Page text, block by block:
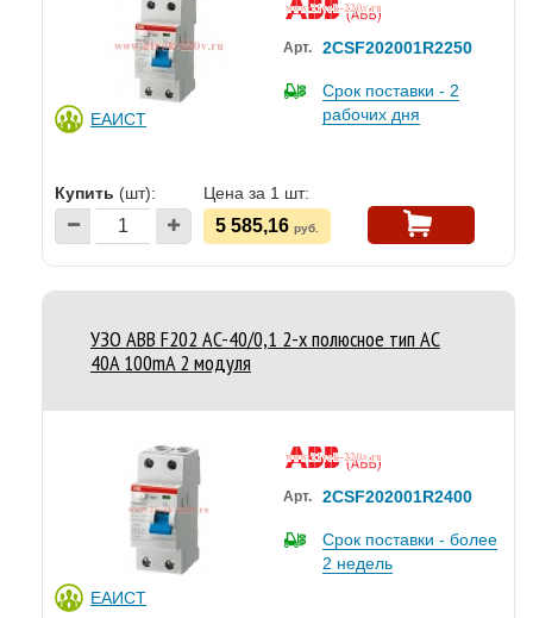
ЕАИСТ
Арт. 2CSF202001R2250
Срок поставки - 2
рабочих дня
Купить (шт): Цена за 1 шт:
5 585,16 руб.
УЗО ABB F202 AC-40/0,1 2-х полюсное тип AC
40A 100mA 2 модуля
ЕАИСТ
Арт. 2CSF202001R2400
Срок поставки - более
2 недель